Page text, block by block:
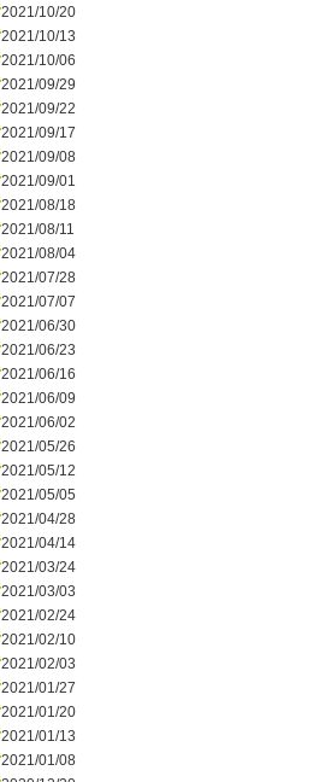
2021/10/20
2021/10/13
2021/10/06
2021/09/29
2021/09/22
2021/09/17
2021/09/08
2021/09/01
2021/08/18
2021/08/11
2021/08/04
2021/07/28
2021/07/07
2021/06/30
2021/06/23
2021/06/16
2021/06/09
2021/06/02
2021/05/26
2021/05/12
2021/05/05
2021/04/28
2021/04/14
2021/03/24
2021/03/03
2021/02/24
2021/02/10
2021/02/03
2021/01/27
2021/01/20
2021/01/13
2021/01/08